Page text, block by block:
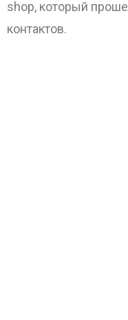
shop, который
контактов.